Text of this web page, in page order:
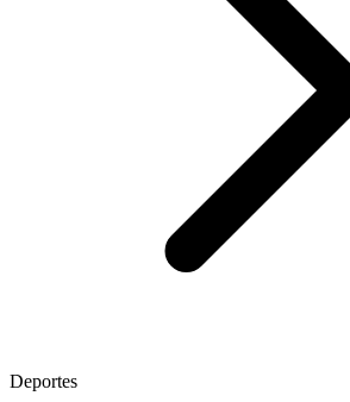
Deportes